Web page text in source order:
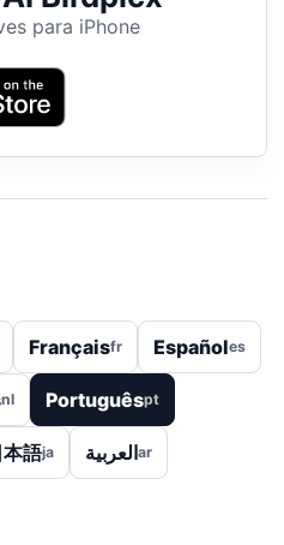
para iPhone
Françaisfr Españoles
nl Portuguêspt
本語ja العربيةar